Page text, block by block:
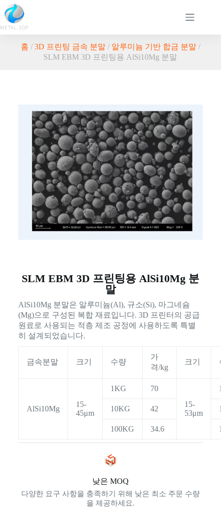
홈 / 3D 프린팅 금속 분말/ 알루미늄 기반 합금 분말/
SLM EBM 3D 프린팅용 AlSi10Mg 분말
SLM EBM 3D 프린팅용 AlSi10Mg 분
말
AlSi10Mg 분말은 알루미늄(Al), 규소(Si), 마그네슘
(Mg)으로 구성된 복합 재료입니다. 3D 프린터의 공급
원료로 사용되는 적층 제조 공정에 사용하도록 특별
히 설계되었습니다.
금속분말 크기 수량
가
격/kg
크기
AlSi10Mg
15-
45μm
1KG
70
15-
53μm
10KG 42
100KG 34.6
낮은 MOQ
다양한 요구 사항을 충족하기 위해 낮은 최소 주문 수량
을 제공하세요.